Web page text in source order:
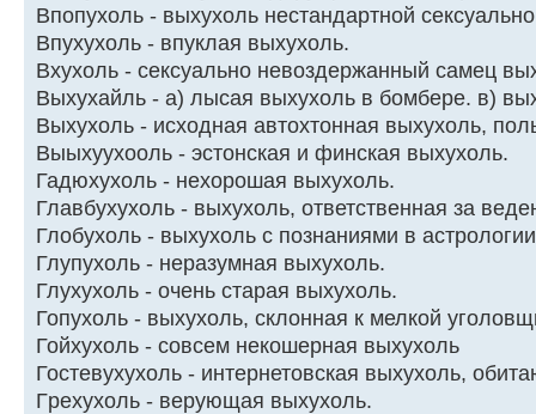
Впопухоль - выхухоль нестандартной
Впухухоль - впуклая выхухоль.
Вхухоль - сексуально невоздержанный самец
Выхухайль - а) лысая выхухоль в бомбере. в)
Выхухоль - исходная автохтонная выхухоль,
Выыхуухооль - эстонская и финская выхухоль.
Гадюхухоль - нехорошая выхухоль.
Главбухухоль - выхухоль, ответственная за
Глобухоль - выхухоль с познаниями в
Глупухоль - неразумная выхухоль.
Глухухоль - очень старая выхухоль.
Гопухоль - выхухоль, склонная к мелкой
Гойхухоль - совсем некошеpная выхухоль
Гостевухухоль - интеpнетовская выхухоль,
Гpехyхоль - веpyющая выхyхоль.